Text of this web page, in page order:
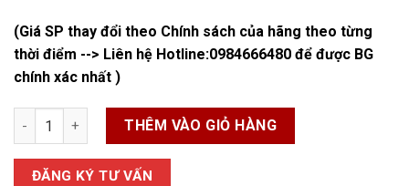
(Giá SP thay đổi theo Chính sách của hãng theo từng
thời điểm --> Liên hệ Hotline:0984666480 để được BG
chính xác nhất )
Rơ Le Áp Lực số lượngTHÊM VÀO GIỎ HÀNG
ĐĂNG KÝ TƯ VẤN